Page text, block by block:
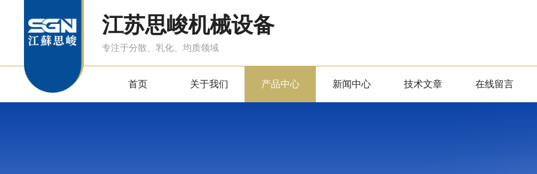
江苏思峻机械设备
专注于分散、乳化、均质领域
首页 关于我们 产品中心 新闻中心 技术文章 在线留言